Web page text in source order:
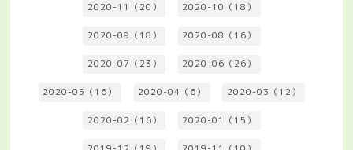
2020-11（20） 2020-10（18）
2020-09（18） 2020-08（16）
2020-07（23） 2020-06（26）
2020-05（16） 2020-04（6） 2020-03（12）
2020-02（16） 2020-01（15）